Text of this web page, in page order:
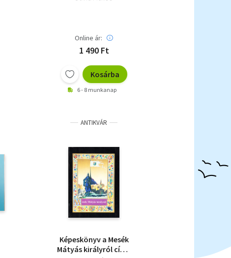
Online ár:
1 490 Ft
Kosárba
6 - 8 munkanap
ANTIKVÁR
Képeskönyv a Mesék
Mátyás királyról című